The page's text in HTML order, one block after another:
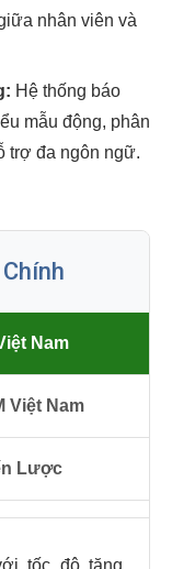
nhân viên và
Hệ thống báo
mẫu động, phân
trợ đa ngôn ngữ.
Nam
Việt Nam
Lược
tốc độ tăng